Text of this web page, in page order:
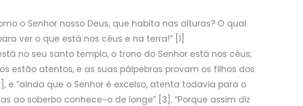
o Senhor nosso Deus, que habita nas alturas? O qual
ver o que está nos céus e na terra!” [1]
no seu santo templo, o trono do Senhor está nos céus;
estão atentos, e as suas pálpebras provam os filhos dos
e “ainda que o Senhor é excelso, atenta todavia para o
ao soberbo conhece-o de longe” [3]. “Porque assim diz